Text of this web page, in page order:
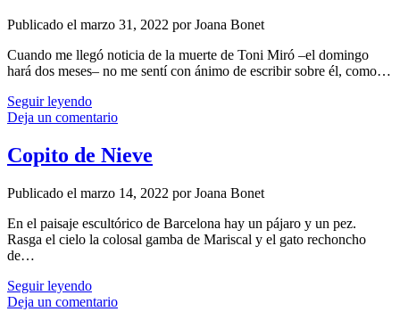
Publicado el marzo 31, 2022 por Joana Bonet
Cuando me llegó noticia de la muerte de Toni Miró –el domingo
hará dos meses– no me sentí con ánimo de escribir sobre él, como…
Seguir leyendoToni
Miró
bella
Deja un comentario
Copito de Nieve
Publicado el marzo 14, 2022 por Joana Bonet
En el paisaje escultórico de Barcelona hay un pájaro y un pez.
Rasga el cielo la colosal gamba de Mariscal y el gato rechoncho
de…
Seguir leyendoCopito
de
Deja un comentario